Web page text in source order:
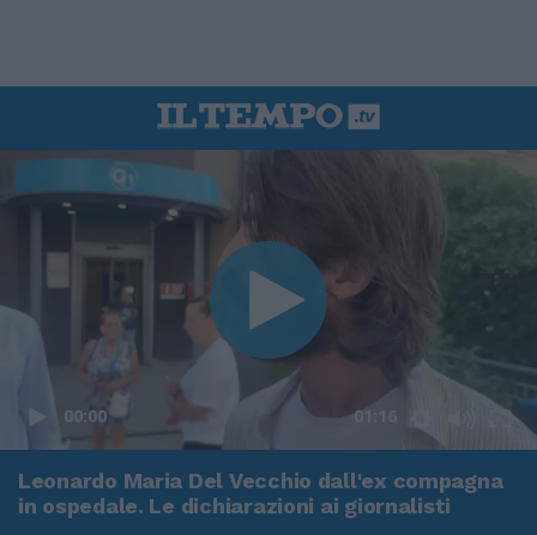
00:00 01:16
Leonardo Maria Del Vecchio dall'ex compagna
in ospedale. Le dichiarazioni ai giornalisti